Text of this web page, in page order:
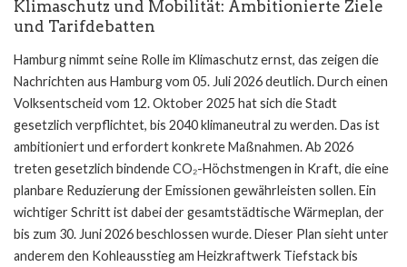
Klimaschutz und Mobilität: Ambitionierte Ziele
und Tarifdebatten
Hamburg nimmt seine Rolle im Klimaschutz ernst, das zeigen die
Nachrichten aus Hamburg vom 05. Juli 2026 deutlich. Durch einen
Volksentscheid vom 12. Oktober 2025 hat sich die Stadt
gesetzlich verpflichtet, bis 2040 klimaneutral zu werden. Das ist
ambitioniert und erfordert konkrete Maßnahmen. Ab 2026
treten gesetzlich bindende CO₂-Höchstmengen in Kraft, die eine
planbare Reduzierung der Emissionen gewährleisten sollen. Ein
wichtiger Schritt ist dabei der gesamtstädtische Wärmeplan, der
bis zum 30. Juni 2026 beschlossen wurde. Dieser Plan sieht unter
anderem den Kohleausstieg am Heizkraftwerk Tiefstack bis